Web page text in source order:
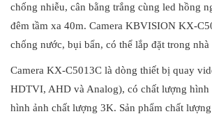
chống nhiễu, cân bằng trắng cùng led hồng
đêm tầm xa 40m. Camera KBVISION KX-
chống nước, bụi bẩn, có thể lắp đặt trong
Camera KX-C5013C là dòng thiết bị quay
HDTVI, AHD và Analog), có chất lượng hình
hình ảnh chất lượng 3K. Sản phẩm chất